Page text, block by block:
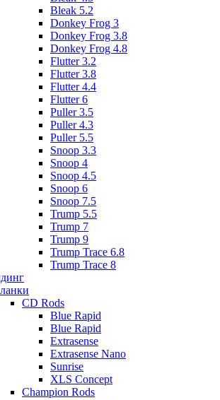
Bleak 5.2
Donkey Frog 3
Donkey Frog 3.8
Donkey Frog 4.8
Flutter 3.2
Flutter 3.8
Flutter 4.4
Flutter 6
Puller 3.5
Puller 4.3
Puller 5.5
Snoop 3.3
Snoop 4
Snoop 4.5
Snoop 6
Snoop 7.5
Trump 5.5
Trump 7
Trump 9
Trump Trace 6.8
Trump Trace 8
CD Rods
Blue Rapid
Blue Rapid
Extrasense
Extrasense Nano
Sunrise
XLS Concept
Champion Rods